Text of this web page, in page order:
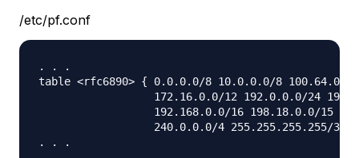
/etc/pf.conf
. . .
table <rfc6890> { 0.0.0.0/8 10.0.0.0/8
172.16.0.0/12 192.0.0.0/24
192.168.0.0/16 198.18.0.0/15
                  240.0.0.0/4 255.255.255.255/32 }